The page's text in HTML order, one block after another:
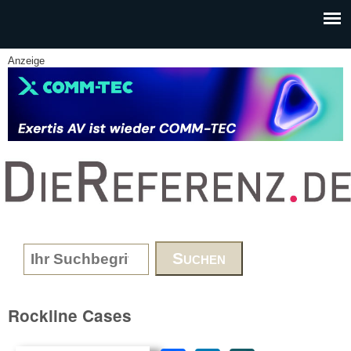
Anzeige
www.DieReferenz.de
Search form
Rockline Cases